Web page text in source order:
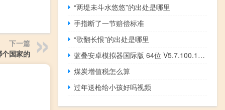
下一篇
国家的
“两堤未斗水悠悠”的出处是哪里
手指断了一节赔偿标准
“歌翻长恨”的出处是哪里
蓝叠安卓模拟器国际版 64位 V5.7.100.1036 最新免费版（蓝叠安卓模拟器国际版 64位 V5.7.100.1036 最新免费版功能简介）
煤炭增值税怎么算
过年送枪给小孩好吗视频